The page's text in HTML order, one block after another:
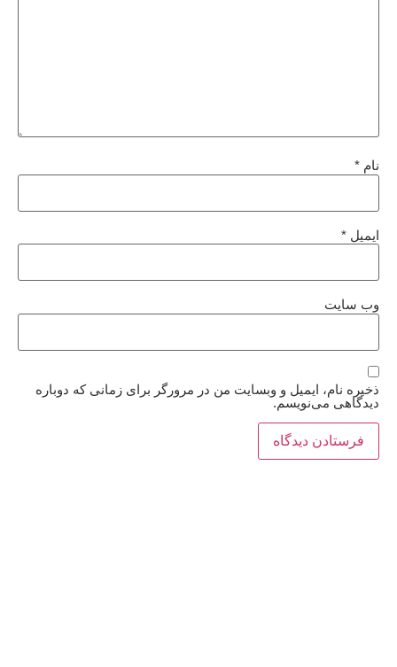
نام *
ایمیل *
وب‌ سایت
ذخیره نام، ایمیل و وبسایت من در مرورگر برای زمانی که دوباره
دیدگاهی می‌نویسم.